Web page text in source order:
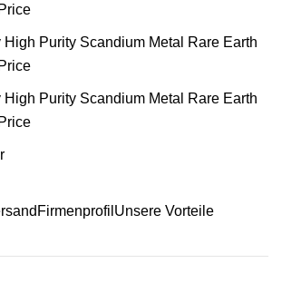
Vorteile